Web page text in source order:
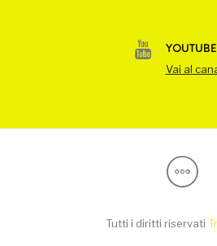
YOUTUBE
Vai al
Tutti i diritti riservati